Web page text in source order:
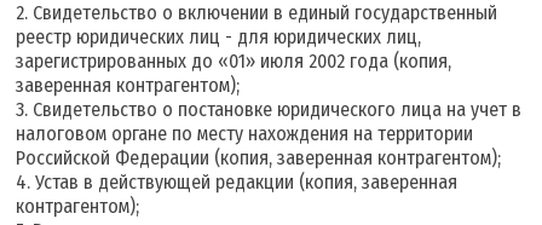
2. Свидетельство о включении в единый государственный
реестр юридических лиц - для юридических лиц,
зарегистрированных до «01» июля 2002 года (копия,
заверенная контрагентом);
3. Свидетельство о постановке юридического лица на учет в
налоговом органе по месту нахождения на территории
Российской Федерации (копия, заверенная контрагентом);
4. Устав в действующей редакции (копия, заверенная
контрагентом);